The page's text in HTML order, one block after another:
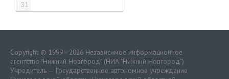
31
Copyright © 1999—2026 Независимое информационное
агентство "Нижний Новгород" (НИА "Нижний Новгород")
Учредитель — Государственное автономное учреждение